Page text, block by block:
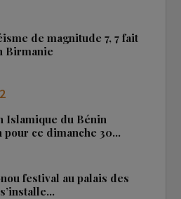
de magnitude 7, 7 fait
Birmanie
Islamique du Bénin
pour ce dimanche 30…
festival au palais des